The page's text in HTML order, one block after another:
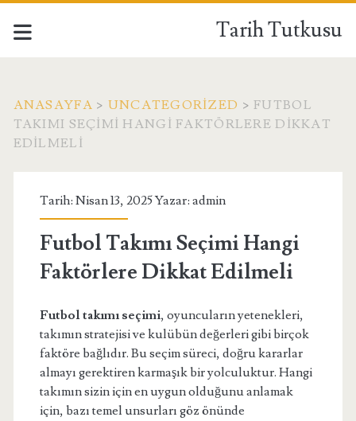
Tarih Tutkusu
ANASAYFA > UNCATEGORIZED >FUTBOL
TAKIMI SEÇIMI HANGI FAKTÖRLERE DIKKAT
EDILMELI
Tarih: Nisan 13, 2025 Yazar: admin
Futbol Takımı Seçimi Hangi
Faktörlere Dikkat Edilmeli
Futbol takımı seçimi, oyuncuların yetenekleri,
takımın stratejisi ve kulübün değerleri gibi birçok
faktöre bağlıdır. Bu seçim süreci, doğru kararlar
almayı gerektiren karmaşık bir yolculuktur. Hangi
takımın sizin için en uygun olduğunu anlamak
için, bazı temel unsurları göz önünde